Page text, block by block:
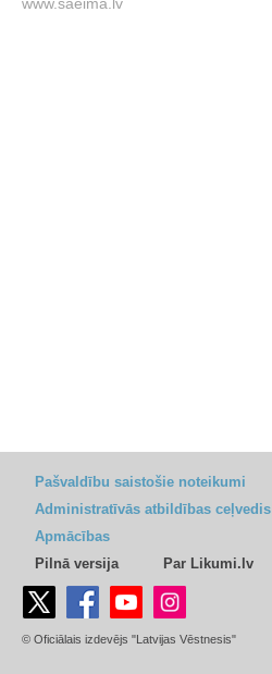
Pašvaldību saistošie noteikumi
Administratīvās atbildības ceļvedis
Apmācības
Pilnā versija
Par Likumi.lv
© Oficiālais izdevējs "Latvijas Vēstnesis"